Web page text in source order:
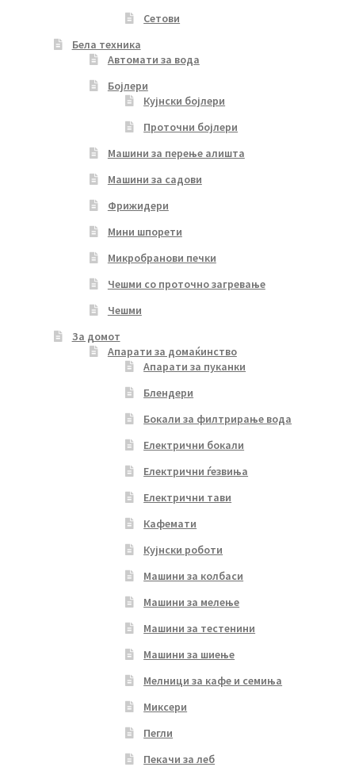
Сетови
Бела техника
Автомати за вода
Бојлери
Кујнски бојлери
Проточни бојлери
Машини за перење алишта
Машини за садови
Фрижидери
Мини шпорети
Микробранови печки
Чешми со проточно загревање
Чешми
За домот
Апарати за домаќинство
Апарати за пуканки
Блендери
Бокали за филтрирање вода
Електрични бокали
Електрични ѓезвиња
Електрични тави
Кафемати
Кујнски роботи
Машини за колбаси
Машини за мелење
Машини за тестенини
Машини за шиење
Мелници за кафе и семиња
Миксери
Пегли
Пекачи за леб